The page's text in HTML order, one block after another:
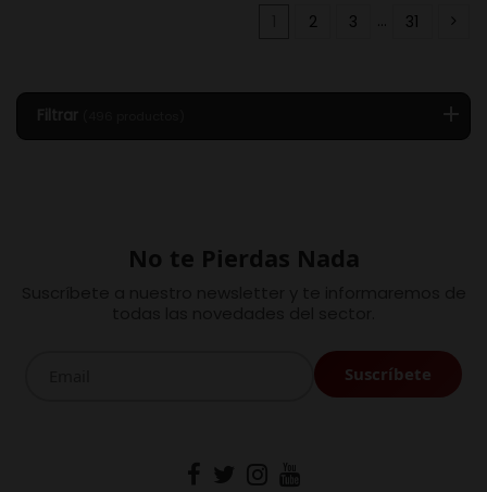
2 3 … 31
No te Pierdas Nada